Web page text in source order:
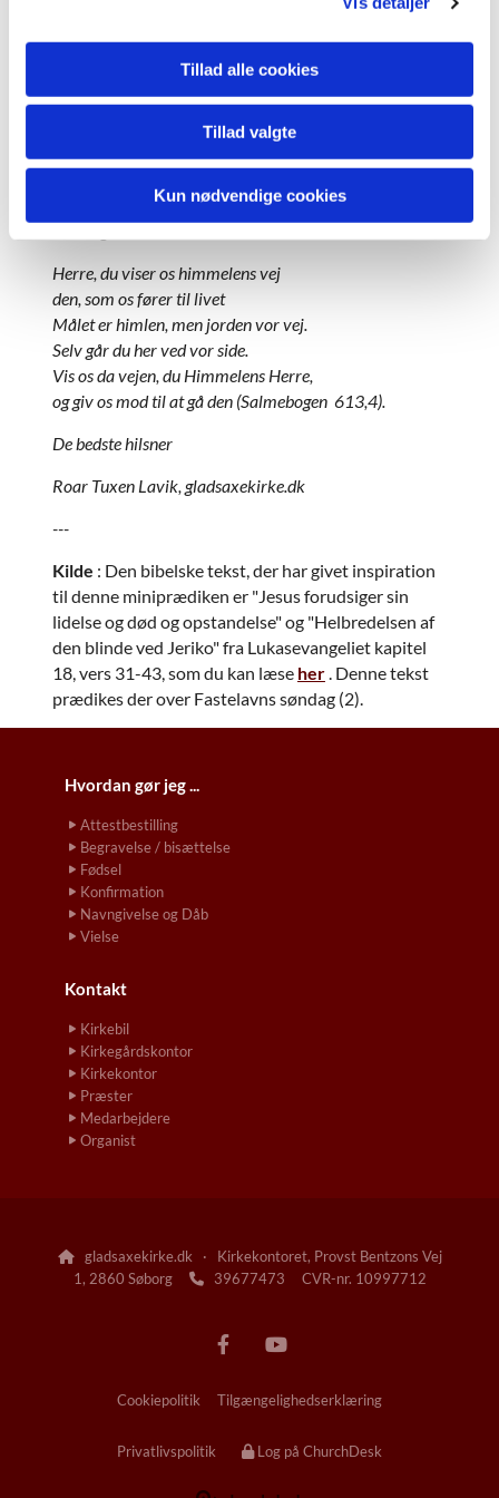
Tillad alle cookies
Tillad valgte
Kun nødvendige cookies
ind i ham. Han blev flydt af en glæde, han aldrig før
tilgive og glemme.
De gik ind i den samme togvogn – Jesus og Bartho.
De slog følge på en fantastisk rejse. Til påske ville de
være i Jerusalem. Bartho fik så meget forunderligt
mere og mere. For første gang havde Bartho fået en
virkelig ven. En ven for livet!
Herre, du viser os himmelens vej
den, som os fører til livet
Målet er himlen, men jorden vor vej.
Selv går du her ved vor side.
Vis os da vejen, du Himmelens Herre,
og giv os mod til at gå den (Salmebogen 613,4).
De bedste hilsner
Roar Tuxen Lavik, gladsaxekirke.dk
---
Kilde : Den bibelske tekst, der har givet inspiration
til denne miniprædiken er "Jesus forudsiger sin
lidelse og død og opstandelse" og "Helbredelsen af
den blinde ved Jeriko"fra Lukasevangeliet kapitel
18, vers 31-43, som du kan læse her. Denne tekst
prædikes der over Fastelavns søndag (2).
Hvordan gør jeg ...
Attestbestilling
Begravelse / bisættelse
Fødsel
Konfirmation
Navngivelse og Dåb
Vielse
Kontakt
Kirkebil
Kirkegårdskontor
Kirkekontor
Præster
Medarbejdere
Organist
gladsaxekirke.dk · Kirkekontoret, Provst Bentzons Vej
1, 2860 Søborg
39677473 CVR-nr. 10997712
Cookiepolitik Tilgængelighedserklæring
Privatlivspolitik Log på ChurchDesk